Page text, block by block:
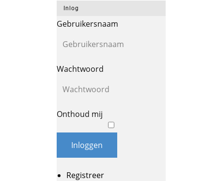
Inlog
Gebruikersnaam
Wachtwoord
Onthoud mij
Inloggen
Registreer